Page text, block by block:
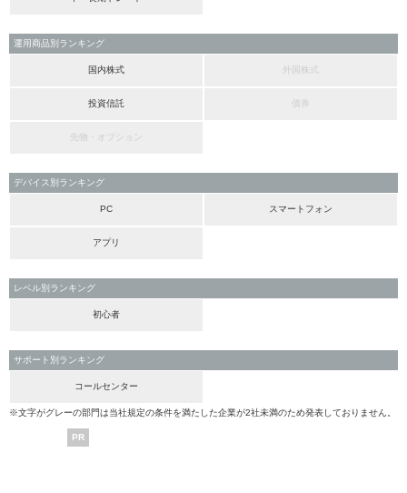
運用商品別ランキング
国内株式 外国株式
投資信託 債券
先物・オプション
デバイス別ランキング
PC スマートフォン
アプリ
レベル別ランキング
初心者
サポート別ランキング
コールセンター
※文字がグレーの部門は当社規定の条件を満たした企業が2社未満のため発表しておりません。
PR